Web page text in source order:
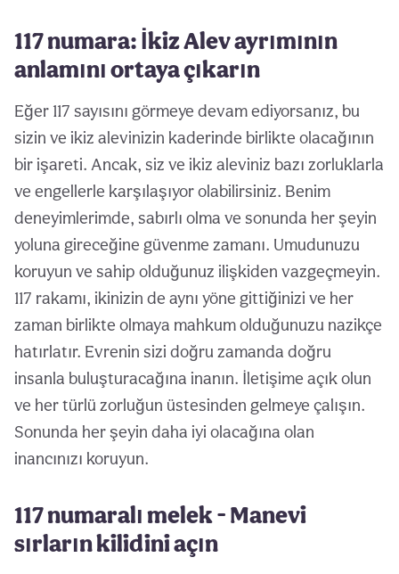
117 numara: İkiz Alev ayrımının
anlamını ortaya çıkarın
Eğer 117 sayısını görmeye devam ediyorsanız, bu
sizin ve ikiz alevinizin kaderinde birlikte olacağının
bir işareti. Ancak, siz ve ikiz aleviniz bazı zorluklarla
ve engellerle karşılaşıyor olabilirsiniz. Benim
deneyimlerimde, sabırlı olma ve sonunda her şeyin
yoluna gireceğine güvenme zamanı. Umudunuzu
koruyun ve sahip olduğunuz ilişkiden vazgeçmeyin.
117 rakamı, ikinizin de aynı yöne gittiğinizi ve her
zaman birlikte olmaya mahkum olduğunuzu nazikçe
hatırlatır. Evrenin sizi doğru zamanda doğru
insanla buluşturacağına inanın. İletişime açık olun
ve her türlü zorluğun üstesinden gelmeye çalışın.
Sonunda her şeyin daha iyi olacağına olan
inancınızı koruyun.
117 numaralı melek - Manevi
sırların kilidini açın